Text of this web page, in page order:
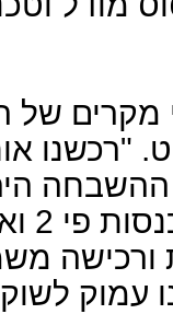
מקרים
ההשבחה
שונות
עמוק